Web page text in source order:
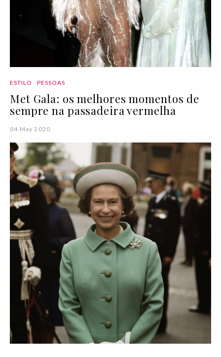
ESTILO PESSOAS
Met Gala: os melhores momentos de
sempre na passadeira vermelha
04 May 2020